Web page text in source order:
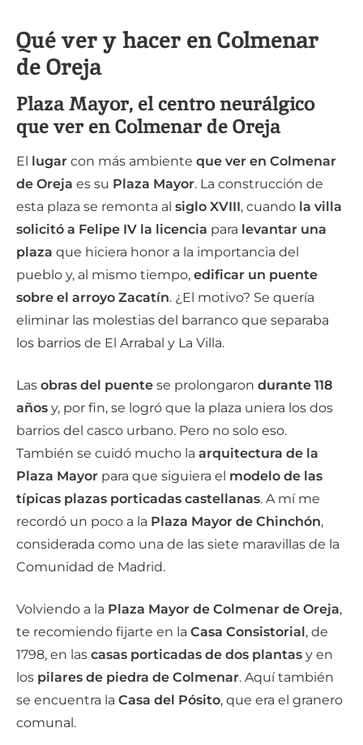
Qué ver y hacer en Colmenar
de Oreja
Plaza Mayor, el centro neurálgico
que ver en Colmenar de Oreja
El lugar con más ambiente que ver en Colmenar
de Oreja es su Plaza Mayor. La construcción de
esta plaza se remonta al siglo XVIII, cuando la villa
solicitó a Felipe IV la licencia para levantar una
plaza que hiciera honor a la importancia del
pueblo y, al mismo tiempo, edificar un puente
sobre el arroyo Zacatín. ¿El motivo? Se quería
eliminar las molestias del barranco que separaba
los barrios de El Arrabal y La Villa.
Las obras del puente se prolongaron durante 118
años y, por fin, se logró que la plaza uniera los dos
barrios del casco urbano. Pero no solo eso.
También se cuidó mucho la arquitectura de la
Plaza Mayor para que siguiera el modelo de las
típicas plazas porticadas castellanas. A mí me
recordó un poco a la Plaza Mayor de Chinchón,
considerada como una de las siete maravillas de la
Comunidad de Madrid.
Volviendo a la Plaza Mayor de Colmenar de Oreja,
te recomiendo fijarte en la Casa Consistorial, de
1798, en las casas porticadas de dos plantas y en
los pilares de piedra de Colmenar. Aquí también
se encuentra la Casa del Pósito, que era el granero
comunal.